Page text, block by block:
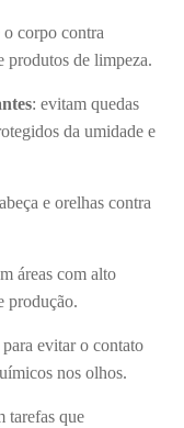
o corpo contra
produtos de limpeza.
: evitam quedas
da umidade e
e orelhas contra
áreas com alto
produção.
evitar o contato
nos olhos.
tarefas que